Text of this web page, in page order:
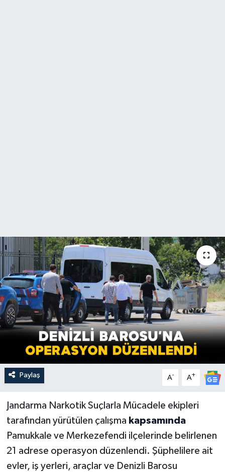
Paylaş A- A+
Jandarma Narkotik Suçlarla Mücadele ekipleri
tarafından yürütülen çalışma kapsamında
Pamukkale ve Merkezefendi ilçelerinde belirlenen
21 adrese operasyon düzenlendi. Şüphelilere ait
evler, iş yerleri, araçlar ve Denizli Barosu